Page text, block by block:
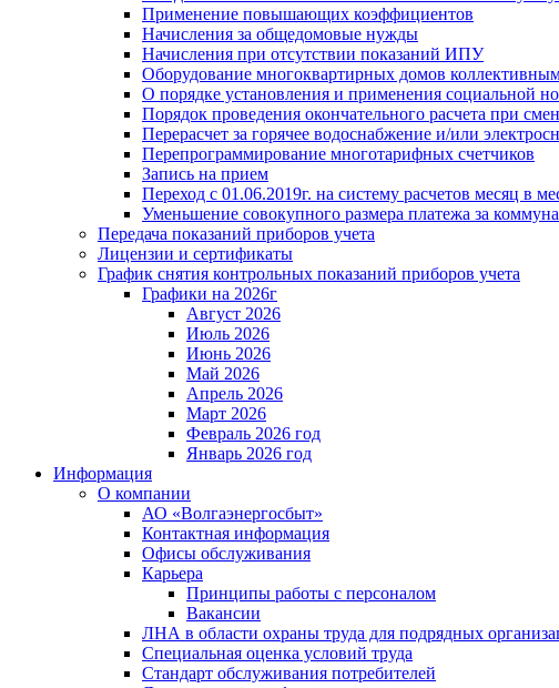
Применение повышающих коэффициентов
Начисления за общедомовые нужды
Начисления при отсутствии показаний ИПУ
Оборудование многоквартирных домов
О порядке установления и применения социальной
Порядок проведения окончательного расчета при
Перерасчет за горячее водоснабжение и/или
Перепрограммирование многотарифных счетчиков
Запись на прием
Переход с 01.06.2019г. на систему расчетов месяц в
Уменьшение совокупного размера платежа за
Передача показаний приборов учета
Лицензии и сертификаты
График снятия контрольных показаний приборов учета
Графики на 2026г
Август 2026
Июль 2026
Июнь 2026
Май 2026
Апрель 2026
Март 2026
Февраль 2026 год
Январь 2026 год
Информация
О компании
АО «Волгаэнергосбыт»
Контактная информация
Офисы обслуживания
Карьера
Принципы работы с персоналом
Вакансии
ЛНА в области охраны труда для подрядных
Специальная оценка условий труда
Стандарт обслуживания потребителей